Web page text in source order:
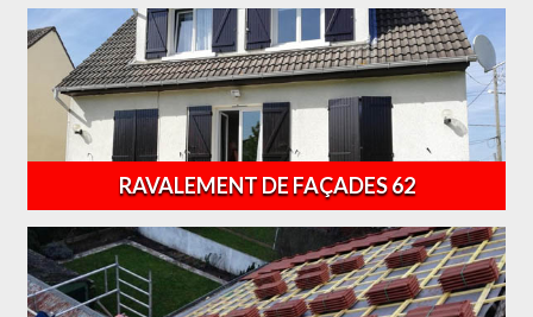
RAVALEMENT DE FAÇADES 62